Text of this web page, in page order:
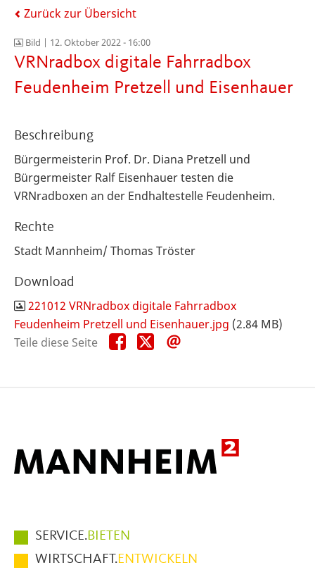
Zurück zur Übersicht
Bild | 12. Oktober 2022 - 16:00
VRNradbox digitale Fahrradbox
Feudenheim Pretzell und Eisenhauer
Beschreibung
Bürgermeisterin Prof. Dr. Diana Pretzell und
Bürgermeister Ralf Eisenhauer testen die
VRNradboxen an der Endhaltestelle Feudenheim.
Rechte
Stadt Mannheim/ Thomas Tröster
Download
221012 VRNradbox digitale Fahrradbox
Feudenheim Pretzell und Eisenhauer.jpg (2.84 MB)
Teile diese Seite
Teile
diese
Teile
diese
Hauptmenüpunkte
im
Fußbereich
SERVICE.BIETEN
WIRTSCHAFT.ENTWICKELN